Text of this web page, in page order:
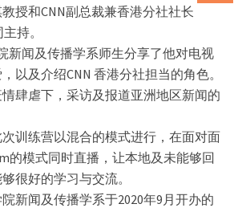
授和CNN副总裁兼香港分社社长
持。
新闻及传播学系师生分享了他对电视
以及介绍CNN 香港分社担当的角色。
肆虐下，采访及报道亚洲地区新闻的
训练营以混合的模式进行，在面对面
的模式同时直播，让本地及未能够回
很好的学习与交流。
新闻及传播学系于2020年9月开办的